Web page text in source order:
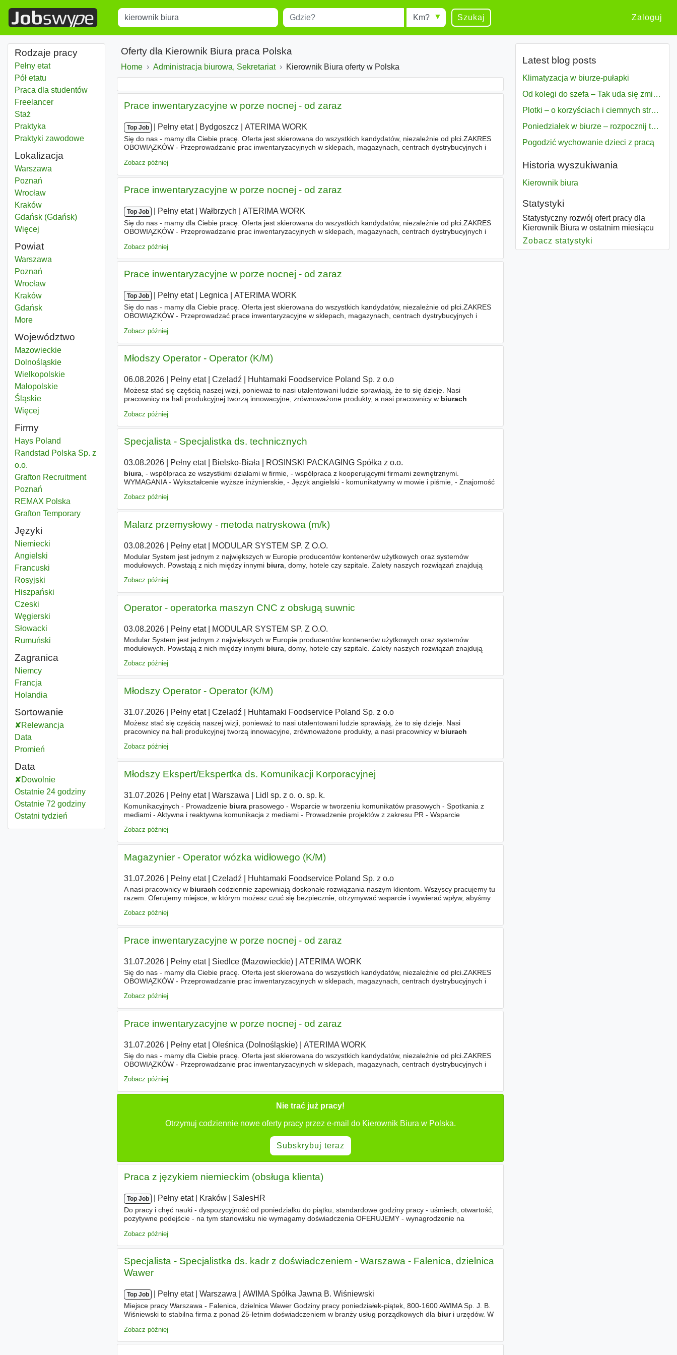
Title Miejscowość Radius Szukaj Zaloguj
Rodzaje pracy
Pełny etat
Pół etatu
Praca dla studentów
Freelancer
Staż
Praktyka
Praktyki zawodowe
Lokalizacja
Kierownik biura
Warszawa
Kierownik biura
Poznań
Kierownik biura
Wrocław
Kierownik biura
Kraków
Kierownik biura
Gdańsk (Gdańsk)
Więcej
Powiat
Kierownik biura
Warszawa
Kierownik biura
Poznań
Kierownik biura
WrocławPowiat
Kierownik biura
KrakówPowiat
Kierownik biura
GdańskPowiat
Moredistricts
Województwo
Kierownik biura
MazowieckieWojewództwo
Kierownik biura
DolnośląskieWojewództwo
Kierownik biura
WielkopolskieWojewództwo
Kierownik biura
MałopolskieWojewództwo
Kierownik biura
ŚląskieWojewództwo
Więcej
Firmy
Hays Poland
Randstad Polska Sp. z
o.o.
Grafton Recruitment
Poznań
REMAX Polska
Grafton Temporary
Języki
Niemiecki
Angielski
Francuski
Rosyjski
Hiszpański
Czeski
Węgierski
Słowacki
Rumuński
Zagranica
Kierownik biura
Niemcy
Kierownik biura
Francja
Kierownik biura
Holandia
Sortowanie
Relewancja
Data
Promień
Data
Dowolnie
Ostatnie 24 godziny
Ostatnie 72 godziny
Ostatni tydzień
Oferty dla Kierownik Biura praca Polska
Home Administracja biurowa, Sekretariat Kierownik Biura oferty w Polska
Prace inwentaryzacyjne w porze nocnej - od zaraz
Top Job Pełny etat| Bydgoszcz ATERIMA WORK
Się do nas - mamy dla Ciebie pracę. Oferta jest skierowana do wszystkich kandydatów, niezależnie od płci.ZAKRES
OBOWIĄZKÓW - Przeprowadzanie prac inwentaryzacyjnych w sklepach, magazynach, centrach dystrybucyjnych i
Zobacz później
Prace inwentaryzacyjne w porze nocnej - od zaraz
Top Job Pełny etat| Wałbrzych ATERIMA WORK
Się do nas - mamy dla Ciebie pracę. Oferta jest skierowana do wszystkich kandydatów, niezależnie od płci.ZAKRES
OBOWIĄZKÓW - Przeprowadzanie prac inwentaryzacyjnych w sklepach, magazynach, centrach dystrybucyjnych i
Zobacz później
Prace inwentaryzacyjne w porze nocnej - od zaraz
Top Job Pełny etat| Legnica ATERIMA WORK
Się do nas - mamy dla Ciebie pracę. Oferta jest skierowana do wszystkich kandydatów, niezależnie od płci.ZAKRES
OBOWIĄZKÓW - Przeprowadzać prace inwentaryzacyjne w sklepach, magazynach, centrach dystrybucyjnych i
skanera
Zobacz później
Młodszy Operator - Operator (K/M)
06.08.2026| Pełny etat| Czeladź Huhtamaki Foodservice Poland Sp. z o.o
Możesz stać się częścią naszej wizji, ponieważ to nasi utalentowani ludzie sprawiają, że to się dzieje. Nasi
pracownicy na hali produkcyjnej tworzą innowacyjne, zrównoważone produkty, a nasi pracownicy w biurach
Zobacz później
Specjalista - Specjalistka ds. technicznych
03.08.2026| Pełny etat| Bielsko-Biała ROSINSKI PACKAGING Spółka z o.o.
biura, - współpraca ze wszystkimi działami w firmie, - współpraca z kooperującymi firmami zewnętrznymi.
WYMAGANIA - Wykształcenie wyższe inżynierskie, - Język angielski - komunikatywny w mowie i piśmie, - Znajomość
Zobacz później
Malarz przemysłowy - metoda natryskowa (m/k)
03.08.2026| Pełny etat| MODULAR SYSTEM SP. Z O.O.
Modular System jest jednym z największych w Europie producentów kontenerów użytkowych oraz systemów
modułowych. Powstają z nich między innymi biura, domy, hotele czy szpitale. Zalety naszych rozwiązań znajdują
Zobacz później
Operator - operatorka maszyn CNC z obsługą suwnic
03.08.2026| Pełny etat| MODULAR SYSTEM SP. Z O.O.
Modular System jest jednym z największych w Europie producentów kontenerów użytkowych oraz systemów
modułowych. Powstają z nich między innymi biura, domy, hotele czy szpitale. Zalety naszych rozwiązań znajdują
Zobacz później
Młodszy Operator - Operator (K/M)
31.07.2026| Pełny etat| Czeladź Huhtamaki Foodservice Poland Sp. z o.o
Możesz stać się częścią naszej wizji, ponieważ to nasi utalentowani ludzie sprawiają, że to się dzieje. Nasi
pracownicy na hali produkcyjnej tworzą innowacyjne, zrównoważone produkty, a nasi pracownicy w biurach
Zobacz później
Młodszy Ekspert/Ekspertka ds. Komunikacji Korporacyjnej
31.07.2026| Pełny etat| Warszawa Lidl sp. z o. o. sp. k.
Komunikacyjnych - Prowadzenie biuraprasowego - Wsparcie w tworzeniu komunikatów prasowych - Spotkania z
mediami - Aktywna i reaktywna komunikacja z mediami - Prowadzenie projektów z zakresu PR - Wsparcie
Zobacz później
Magazynier - Operator wózka widłowego (K/M)
31.07.2026| Pełny etat| Czeladź Huhtamaki Foodservice Poland Sp. z o.o
A nasi pracownicy w biurach codziennie zapewniają doskonałe rozwiązania naszym klientom. Wszyscy pracujemy tu
razem. Oferujemy miejsce, w którym możesz czuć się bezpiecznie, otrzymywać wsparcie i wywierać wpływ, abyśmy
Zobacz później
Prace inwentaryzacyjne w porze nocnej - od zaraz
31.07.2026| Pełny etat| Siedlce (Mazowieckie)| ATERIMA WORK
Się do nas - mamy dla Ciebie pracę. Oferta jest skierowana do wszystkich kandydatów, niezależnie od płci.ZAKRES
OBOWIĄZKÓW - Przeprowadzanie prac inwentaryzacyjnych w sklepach, magazynach, centrach dystrybucyjnych i
Zobacz później
Prace inwentaryzacyjne w porze nocnej - od zaraz
31.07.2026| Pełny etat| Oleśnica (Dolnośląskie)| ATERIMA WORK
Się do nas - mamy dla Ciebie pracę. Oferta jest skierowana do wszystkich kandydatów, niezależnie od płci.ZAKRES
OBOWIĄZKÓW - Przeprowadzanie prac inwentaryzacyjnych w sklepach, magazynach, centrach dystrybucyjnych i
Zobacz później
Nie trać już pracy!
Otrzymuj codziennie nowe oferty pracy przez e-mail do Kierownik Biura w Polska.
Subskrybuj teraz
Praca z językiem niemieckim (obsługa klienta)
Top Job Pełny etat| Kraków SalesHR
Do pracy i chęć nauki - dyspozycyjność od poniedziałku do piątku, standardowe godziny pracy - uśmiech, otwartość,
pozytywne podejście - na tym stanowisku nie wymagamy doświadczenia OFERUJEMY - wynagrodzenie na
Zobacz później
Specjalista - Specjalistka ds. kadr z doświadczeniem - Warszawa - Falenica, dzielnica
Wawer
Top Job Pełny etat| Warszawa AWIMA Spółka Jawna B. Wiśniewski
Miejsce pracy Warszawa - Falenica, dzielnica Wawer Godziny pracy poniedziałek-piątek, 800-1600 AWIMA Sp. J. B.
Wiśniewski to stabilna firma z ponad 25-letnim doświadczeniem w branży usług porządkowych dla biuri urzędów. W
Zobacz później
Latest blog posts
Klimatyzacja w biurze-pułapki
Od kolegi do szefa – Tak uda się zmiana bezproblemowo
Plotki – o korzyściach i ciemnych stronach
Poniedziałek w biurze – rozpocznij tydzień w pełni zmotywowany
Pogodzić wychowanie dzieci z pracą
Historia wyszukiwania
Kierownik biura
Statystyki
Statystyczny rozwój ofert pracy dla
Kierownik Biura w ostatnim miesiącu
Zobacz statystyki